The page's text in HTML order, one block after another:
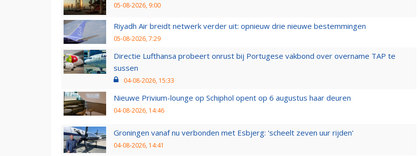
05-08-2026, 9:00
Riyadh Air breidt netwerk verder uit: opnieuw drie nieuwe bestemmingen
05-08-2026, 7:29
Directie Lufthansa probeert onrust bij Portugese vakbond over overname TAP te
sussen
04-08-2026, 15:33
Nieuwe Privium-lounge op Schiphol opent op 6 augustus haar deuren
04-08-2026, 14:46
Groningen vanaf nu verbonden met Esbjerg: 'scheelt zeven uur rijden'
04-08-2026, 14:41